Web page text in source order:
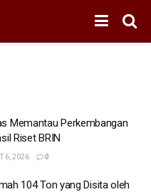
Memantau Perkembangan
Riset BRIN
6, 2026 0
104 Ton yang Disita oleh